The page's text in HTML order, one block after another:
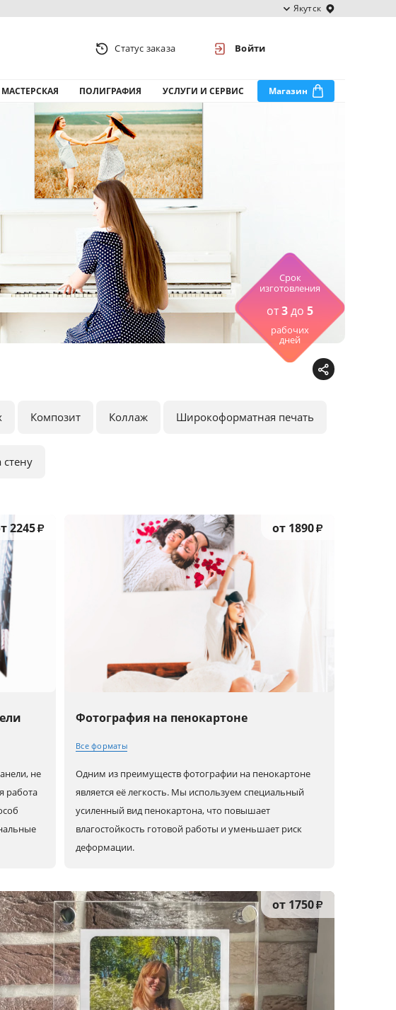
Якутск
Статус заказа Войти
МАСТЕРСКАЯ ПОЛИГРАФИЯ УСЛУГИ И СЕРВИС Магазин
Срок
изготовления
от3до 5
рабочих
дней
Композит Коллаж Широкоформатная печать
стену
2245₽
не
работа
80x80
100x100
90x30
80x40
120x40
Фотография на пенокартоне
от 1890₽
Одним из преимуществ фотографии на пенокартоне
является её легкость. Мы используем специальный
усиленный вид пенокартона, что повышает
влагостойкость готовой работы и уменьшает риск
деформации.
Все форматы
30x20 (A4)
40x30 (A3)
50x40
60x40 (A2)
60x50
80x60 (A1)
90x60
120x80
30x30
40x40
80x80
100x100
90x30
80x40
120x40
от 1750₽